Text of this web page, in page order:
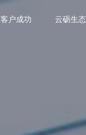
客户成功 云砺生态